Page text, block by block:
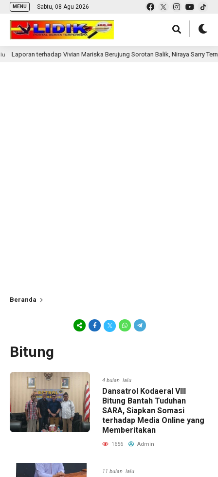
MENU Sabtu, 08 Agu 2026
Laporan terhadap Vivian Mariska Berujung Sorotan Balik, Niraya Sarry
Beranda
Bitung
4 bulan lalu
Dansatrol Kodaeral VIII
Bitung Bantah Tuduhan
SARA, Siapkan Somasi
terhadap Media Online yang
Memberitakan
1656 Admin
11 bulan lalu